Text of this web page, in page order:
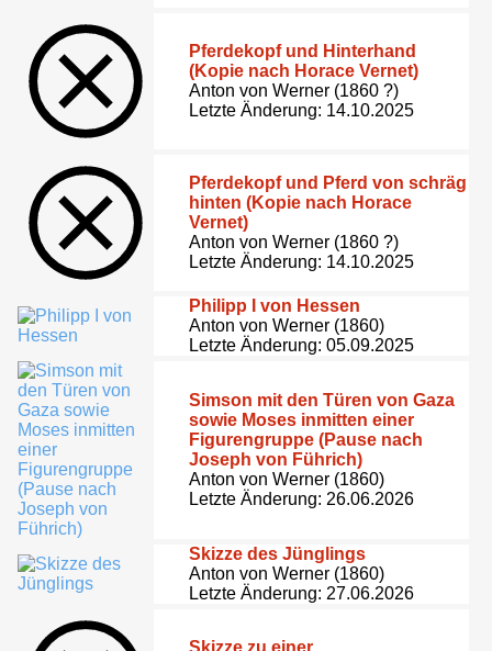
Pferdekopf und Hinterhand
(Kopie nach Horace Vernet)
Anton von Werner (1860 ?)
Letzte Änderung: 14.10.2025
Pferdekopf und Pferd von schräg
hinten (Kopie nach Horace
Vernet)
Anton von Werner (1860 ?)
Letzte Änderung: 14.10.2025
Philipp I von Hessen
Anton von Werner (1860)
Letzte Änderung: 05.09.2025
Simson mit den Türen von Gaza
sowie Moses inmitten einer
Figurengruppe (Pause nach
Joseph von Führich)
Anton von Werner (1860)
Letzte Änderung: 26.06.2026
Skizze des Jünglings
Anton von Werner (1860)
Letzte Änderung: 27.06.2026
Skizze zu einer